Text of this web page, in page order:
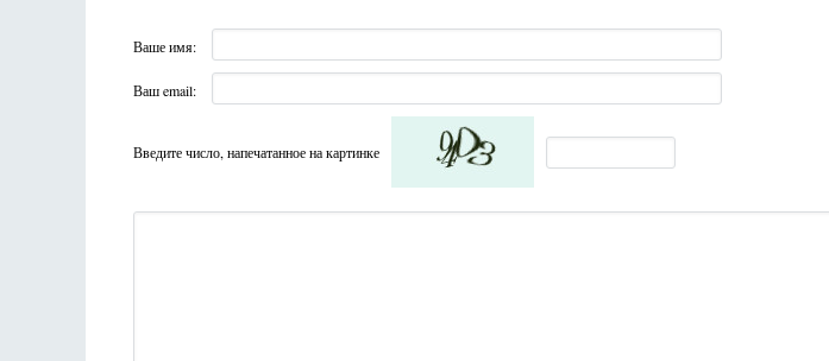
Ваше имя:
Ваш email:
Введите число, напечатанное на картинке